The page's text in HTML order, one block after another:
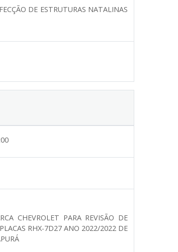
DE ESTRUTURAS NATALINAS
CHEVROLET PARA REVISÃO DE
RHX-7D27 ANO 2022/2022 DE